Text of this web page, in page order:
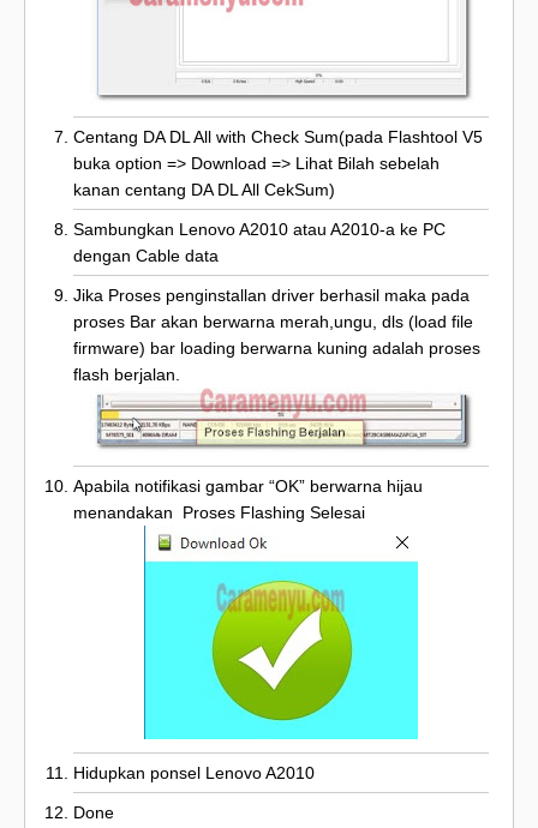
Centang DA DL All with Check Sum(pada Flashtool V5
buka option => Download => Lihat Bilah sebelah
kanan centang DA DL All CekSum)
Sambungkan Lenovo A2010 atau A2010-a ke PC
dengan Cable data
Jika Proses penginstallan driver berhasil maka pada
proses Bar akan berwarna merah,ungu, dls (load file
firmware) bar loading berwarna kuning adalah proses
flash berjalan.
Apabila notifikasi gambar “OK” berwarna hijau
menandakan Proses Flashing Selesai
Hidupkan ponsel Lenovo A2010
Done